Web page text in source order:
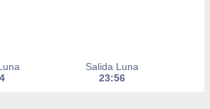
Salida Luna
23:56